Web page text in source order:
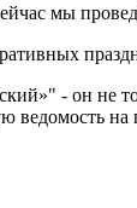
мы
- он не